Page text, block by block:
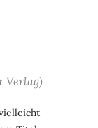
Verlag)